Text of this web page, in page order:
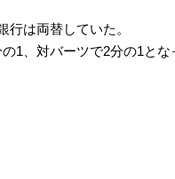
は両替していた。
1、対バーツで2分の1とな